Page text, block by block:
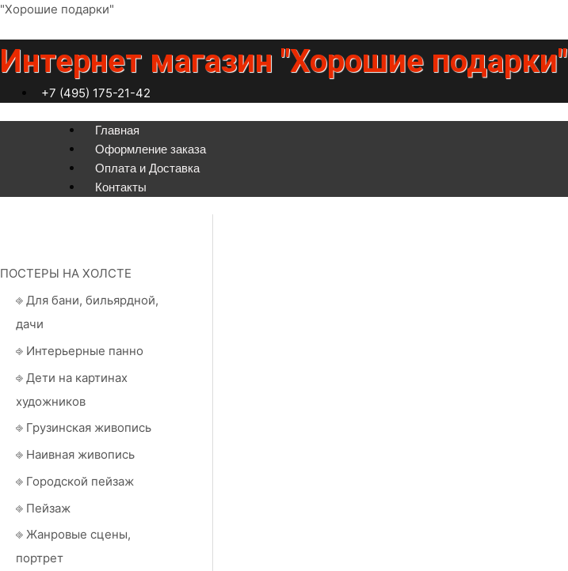
Перейти
содержимому
"Хорошие подарки"
Интернет магазин "Хорошие подарки"
+7 (495) 175-21-42
Меню
Главная
Оформление заказа
Оплата и Доставка
Контакты
ПОСТЕРЫ НА ХОЛСТЕ
⎆ Для бани, бильярдной,
дачи
⎆ Интерьерные панно
⎆ Дети на картинах
художников
⎆ Грузинская живопись
⎆ Наивная живопись
⎆ Городской пейзаж
⎆ Пейзаж
⎆ Жанровые сцены,
портрет